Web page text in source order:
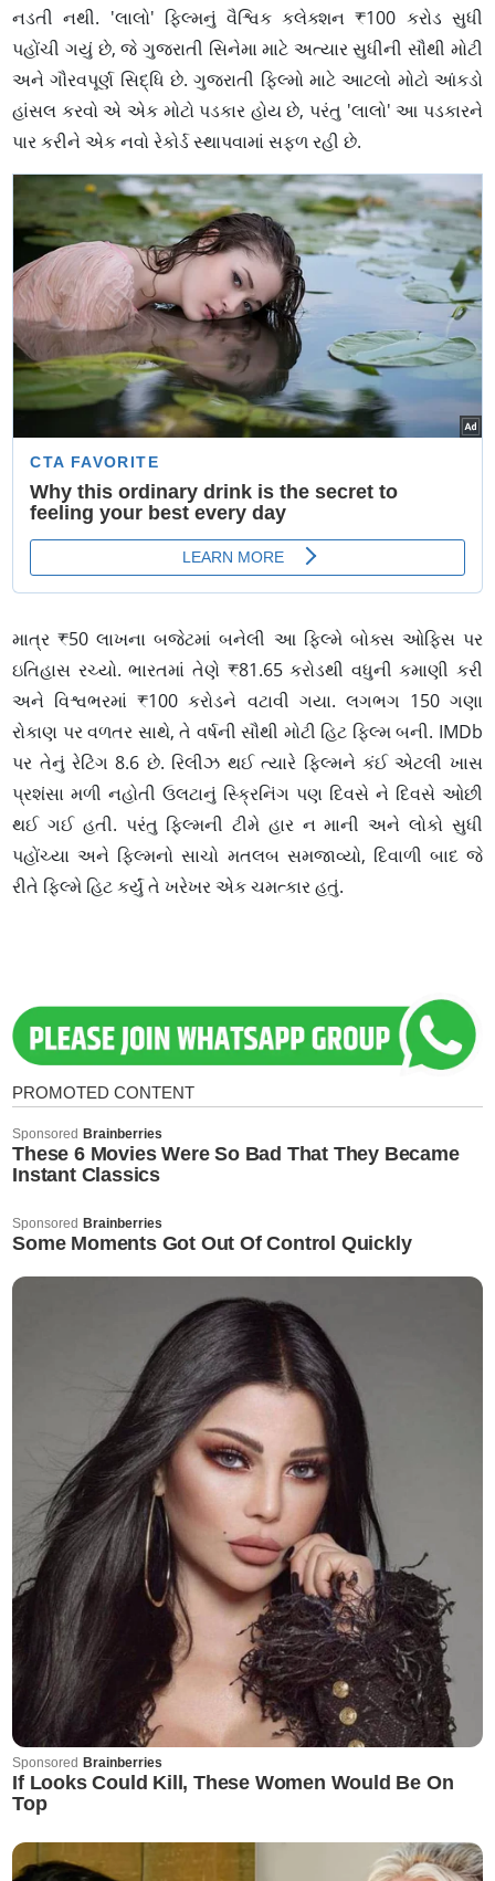
નડતી નથી. 'લાલો' ફિલ્મનું વૈશ્વિક કલેક્શન ₹100 કરોડ સુધી
પહોંચી ગયું છે, જે ગુજરાતી સિનેમા માટે અત્યાર સુધીની સૌથી મોટી
અને ગૌરવપૂર્ણ સિદ્ધિ છે. ગુજરાતી ફિલ્મો માટે આટલો મોટો આંકડો
હાંસલ કરવો એ એક મોટો પડકાર હોય છે, પરંતુ 'લાલો' આ પડકારને
પાર કરીને એક નવો રેકોર્ડ સ્થાપવામાં સફળ રહી છે.
માત્ર ₹50 લાખના બજેટમાં બનેલી આ ફિલ્મે બોક્સ ઓફિસ પર
ઇતિહાસ રચ્યો. ભારતમાં તેણે ₹81.65 કરોડથી વધુની કમાણી કરી
અને વિશ્વભરમાં ₹100 કરોડને વટાવી ગયા. લગભગ 150 ગણા
રોકાણ પર વળતર સાથે, તે વર્ષની સૌથી મોટી હિટ ફિલ્મ બની. IMDb
પર તેનું રેટિંગ 8.6 છે. રિલીઝ થઈ ત્યારે ફિલ્મને કંઈ એટલી ખાસ
પ્રશંસા મળી નહોતી ઉલટાનું સ્ક્રિનિંગ પણ દિવસે ને દિવસે ઓછી
થઈ ગઈ હતી. પરંતુ ફિલ્મની ટીમે હાર ન માની અને લોકો સુધી
પહોંચ્યા અને ફિલ્મનો સાચો મતલબ સમજાવ્યો, દિવાળી બાદ જે
રીતે ફિલ્મે હિટ કર્યું તે ખરેખર એક ચમત્કાર હતું.